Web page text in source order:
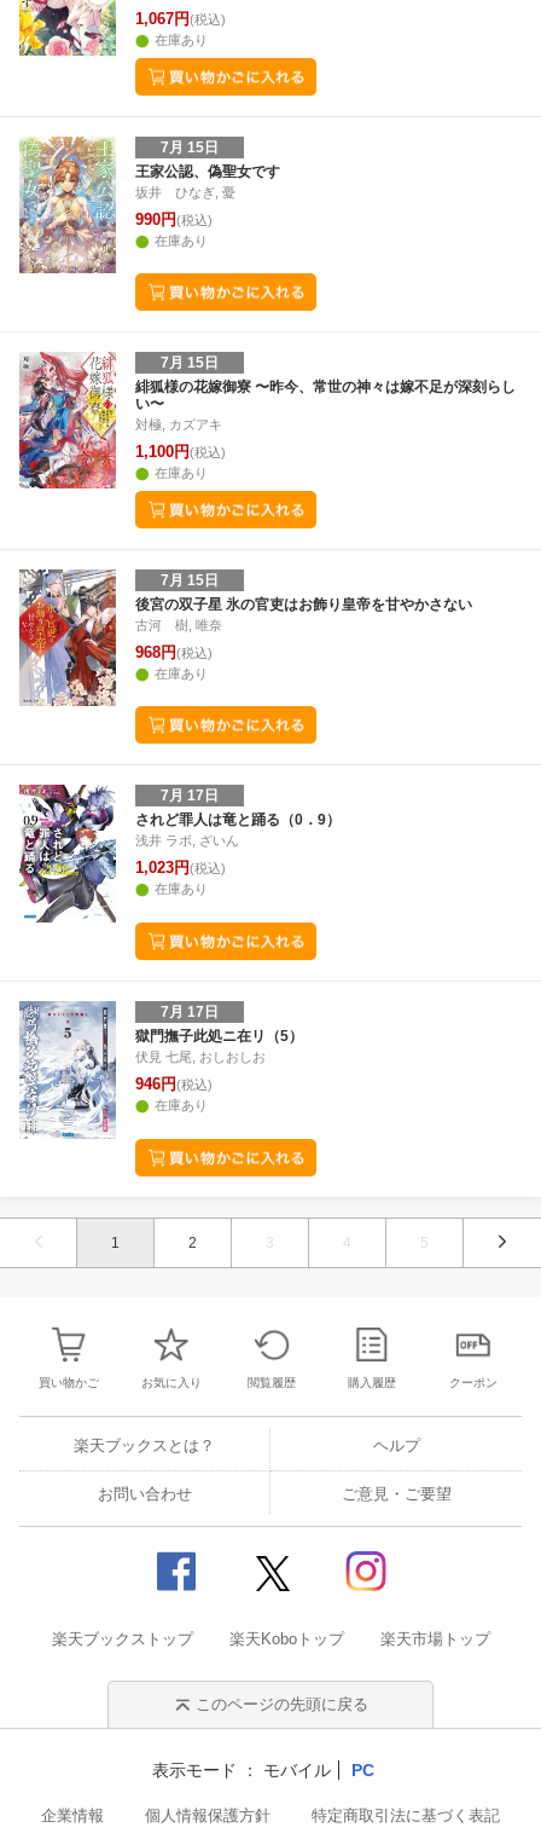
1,067円(税込)
在庫あり
7月 15日
王家公認、偽聖女です
坂井 ひなぎ, 憂
990円(税込)
在庫あり
7月 15日
緋狐様の花嫁御寮 〜昨今、常世の神々は嫁不足が深刻らし
い〜
対極, カズアキ
1,100円(税込)
在庫あり
7月 15日
後宮の双子星 氷の官吏はお飾り皇帝を甘やかさない
古河 樹, 唯奈
968円(税込)
在庫あり
7月 17日
されど罪人は竜と踊る（0．9）
浅井 ラボ, ざいん
1,023円(税込)
在庫あり
7月 17日
獄門撫子此処ニ在リ（5）
伏見 七尾, おしおしお
946円(税込)
在庫あり
1 2 3 4 5
買い物かご お気に入り 閲覧履歴 購入履歴 クーポン
楽天ブックスとは？ ヘルプ
お問い合わせ ご意見・ご要望
楽天ブックストップ 楽天Koboトップ 楽天市場トップ
このページの先頭に戻る
表示モード モバイル PC
企業情報 個人情報保護方針 特定商取引法に基づく表記